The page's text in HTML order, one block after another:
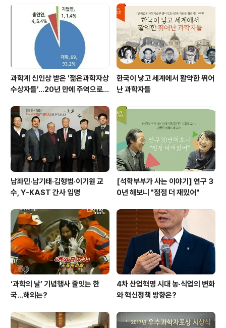
순간이다. 인터넷이 손 안으로 들어오면서 이제 해킹은 PC
와 휴대폰을 가리지 않고 모든 영역에서 일어나고 있다. 몇
몇 혁신적인 IT기업들 사이에서는 뜨는 시장으로 각광받는
‘빅데이터’가 화두지만, 실제..
과학계 신인상 받은 '젊은과학자상
수상자들'…20년 만에 주역으로
한국이 낳고 세계에서 활약한 뛰어
난 과학자들
남좌민·남기태·김형범·이기원 교
수, Y-KAST 간사 임명
[석학부부가 사는 이야기] 연구 3
0년 해보니 "점점 더 재밌어"
‘과학의 날’ 기념행사 줄잇는 한
국…해외는?
4차 산업혁명 시대 농·식업의 변화
와 혁신정책 방향은?